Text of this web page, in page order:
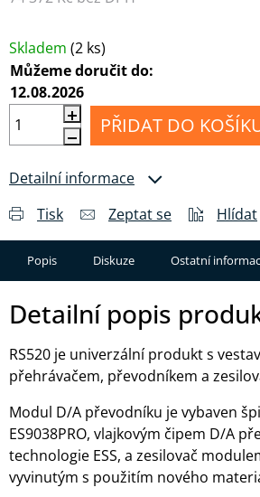
Skladem (2 ks)
Můžeme doručit do:
12.08.2026
PŘIDAT DO
Detailní informace
Tisk
Zeptat se Hlídat
Popis Diskuze Ostatní
Detailní popis
RS520 je univerzální produkt s
přehrávačem, převodníkem a
Modul D/A převodníku je vybaven
ES9038PRO, vlajkovým čipem D/A
technologie ESS, a zesilovač
vyvinutým s použitím nového